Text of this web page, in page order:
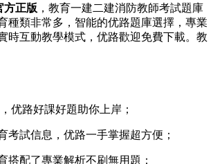
方正版 ，教育一建二建消防教師考試題庫
種類非常多，智能的优路題庫選擇，專業
時互動教學模式，优路歡迎免費下載。教
优路好課好題助你上岸；
考試信息，优路一手掌握超方便；
搭配了專業解析不刷無用題；